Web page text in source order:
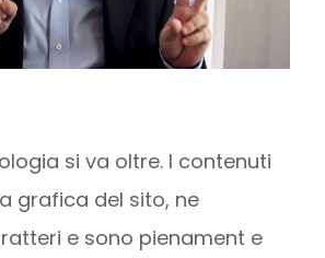
si va oltre. I contenuti
grafica del sito, ne
e sono pienament e